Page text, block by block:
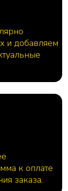
и добавляем
к оплате
заказа.